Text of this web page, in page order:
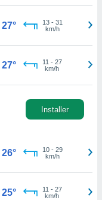
27° 13- 31
km/h
27° 11 - 27
km/h
Installer
26° 10- 29
km/h
25° 11 - 27
km/h